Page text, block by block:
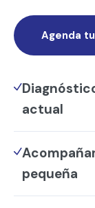
Agenda
actual
pequeña